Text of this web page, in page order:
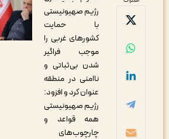
رژیم صهیونیستی
با حمایت
کشورهای غربی را
موجب فراگیر
شدن بی‌ثباتی و
ناامنی در منطقه
عنوان کرد و افزود:
رژیم صهیونیستی
همه قواعد و
چارچوب‌های